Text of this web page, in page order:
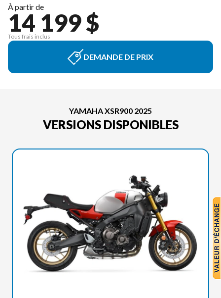
À partir de
14 199 $
Tous frais inclus
DEMANDE DE PRIX
YAMAHA XSR900 2025
VERSIONS DISPONIBLES